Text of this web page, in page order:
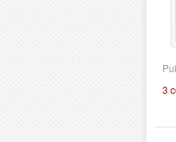
3